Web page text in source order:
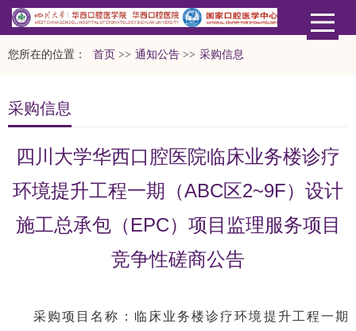
您所在的位置： 首页 >> 通知公告 >> 采购信息
采购信息
四川大学华西口腔医院临床业务楼诊疗
环境提升工程一期（ABC区2~9F）设计
施工总承包（EPC）项目监理服务项目
竞争性磋商公告
采购项目名称：临床业务楼诊疗环境提升工程一期